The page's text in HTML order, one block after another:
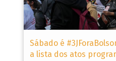
Sábado é
a lista dos atos